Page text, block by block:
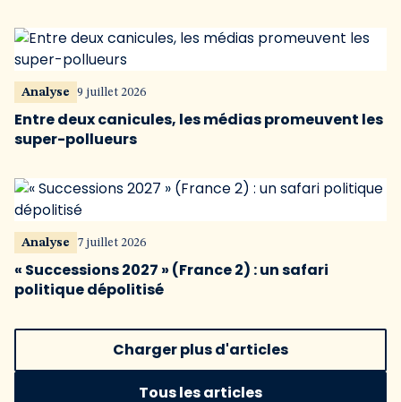
Analyse 9 juillet 2026
Entre deux canicules, les médias promeuvent les
super-pollueurs
Analyse 7 juillet 2026
« Successions 2027 » (France 2) : un safari
politique dépolitisé
Charger plus d'articles
Tous les articles